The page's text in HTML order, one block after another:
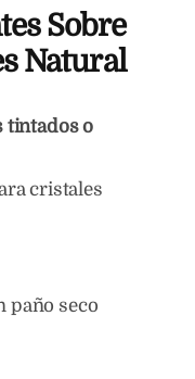
Sobre
Natural
tintados o
cristales
paño seco